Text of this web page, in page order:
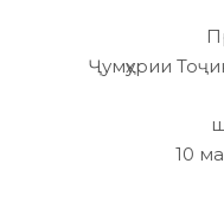
Ҷумҳурии
10